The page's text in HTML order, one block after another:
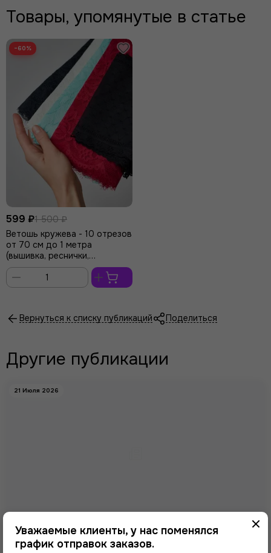
Товары, упомянутые в статье
−60%
599 ₽1 500 ₽
Ветошь кружева - 10 отрезов
от 70 см до 1 метра
(вышивка, реснички,
эластичка)
Вернуться к списку публикаций
Поделиться
Другие публикации
21 Июля 2026
Изменение графика отгрузок заказов.
Уважаемые клиенты, у нас поменялся
график отправок заказов.